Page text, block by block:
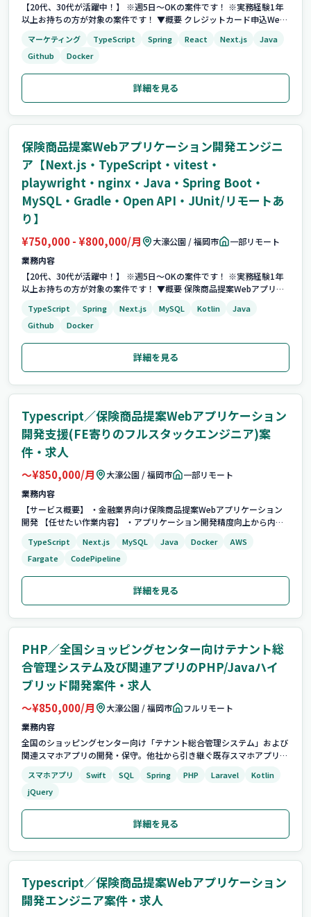
【20代、30代が活躍中！】 ※週5日〜OKの案件です！ ※実務経験1年
以上お持ちの方が対象の案件です！ ▼概要 クレジットカード申込Web
システムの開発に従事いただきます。 対応工程：基本設計、詳細設計、
製造、テスト、リリ...
マーケティング TypeScript Spring React Next.js
Java
Github
Docker
詳細を見る
保険商品提案Webアプリケーション開発エンジニ
ア【Next.js・TypeScript・vitest・
playwright・nginx・Java・Spring Boot・
MySQL・Gradle・Open API・JUnit/リモートあ
り】
¥750,000 - ¥800,000/月 大濠公園 / 福岡市
一部リモート
業務内容
【20代、30代が活躍中！】 ※週5日〜OKの案件です！ ※実務経験1年
以上お持ちの方が対象の案件です！ ▼概要 保険商品提案Webアプリケ
用する「保険商品提案Webアプリケーション」の開発案件です。 効率
化の取り組み：AIツー...
TypeScript Spring Next.js MySQL Kotlin
Java
Github
Docker
詳細を見る
Typescript／保険商品提案Webアプリケーション
開発支援(FE寄りのフルスタックエンジニア)案
件・求人
〜¥850,000/月 大濠公園 / 福岡市
一部リモート
業務内容
【サービス概要】 ・金融業界向け保険商品提案Webアプリケーション
開発 【任せたい作業内容】 ・アプリケーション開発精度向上から内部
ルスタックエンジニア業務 【案件のアピールポイント】 ・金融業界の
Webアプリケーショ...
TypeScript Next.js MySQL Java Docker
AWS
Fargate
CodePipeline
詳細を見る
PHP／全国ショッピングセンター向けテナント総
合管理システム及び関連アプリのPHP/Javaハイ
ブリッド開発案件・求人
〜¥850,000/月 大濠公園 / 福岡市
フルリモート
業務内容
全国のショッピングセンター向け「テナント総合管理システム」および
関連スマホアプリの開発・保守。他社から引き継ぐ既存スマホアプリの
（Java）の保守・開発にも横断的に対応いただきます。 ※フルリモー
ト可
スマホアプリ Swift SQL Spring PHP Laravel
Kotlin
jQuery
詳細を見る
Typescript／保険商品提案Webアプリケーション
開発エンジニア案件・求人